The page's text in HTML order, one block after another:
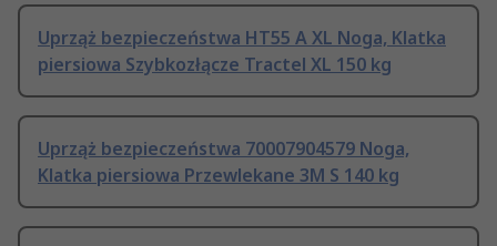
Uprząż bezpieczeństwa HT55 A XL Noga, Klatka
piersiowa Szybkozłącze Tractel XL 150 kg
Uprząż bezpieczeństwa 70007904579 Noga,
Klatka piersiowa Przewlekane 3M S 140 kg